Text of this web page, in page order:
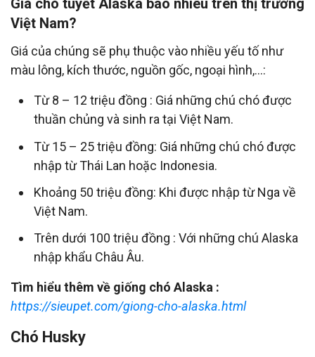
Giá chó tuyết Alaska bao nhiêu trên thị trường
Việt Nam?
Giá của chúng sẽ phụ thuộc vào nhiều yếu tố như
màu lông, kích thước, nguồn gốc, ngoại hình,…:
Từ 8 – 12 triệu đồng : Giá những chú chó được
thuần chủng và sinh ra tại Việt Nam.
Từ 15 – 25 triệu đồng: Giá những chú chó được
nhập từ Thái Lan hoặc Indonesia.
Khoảng 50 triệu đồng: Khi được nhập từ Nga về
Việt Nam.
Trên dưới 100 triệu đồng : Với những chú Alaska
nhập khẩu Châu Âu.
Tìm hiểu thêm về giống chó Alaska :
https://sieupet.com/giong-cho-alaska.html
Chó Husky